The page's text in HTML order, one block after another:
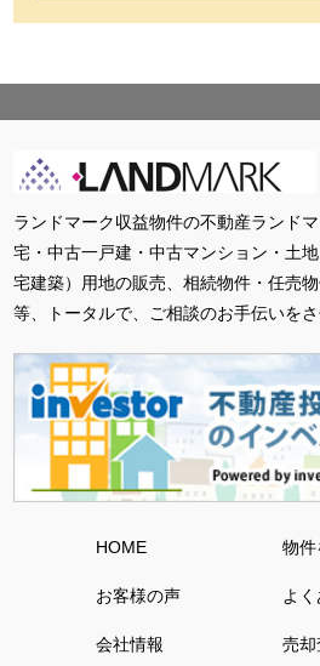
ランドマーク収益物件の不動産ランド
宅・中古一戸建・中古マンション・土
宅建築）用地の販売、相続物件・任売
等、トータルで、ご相談のお手伝いをさ
HOME 物件
お客様の声 よ
会社情報 売却